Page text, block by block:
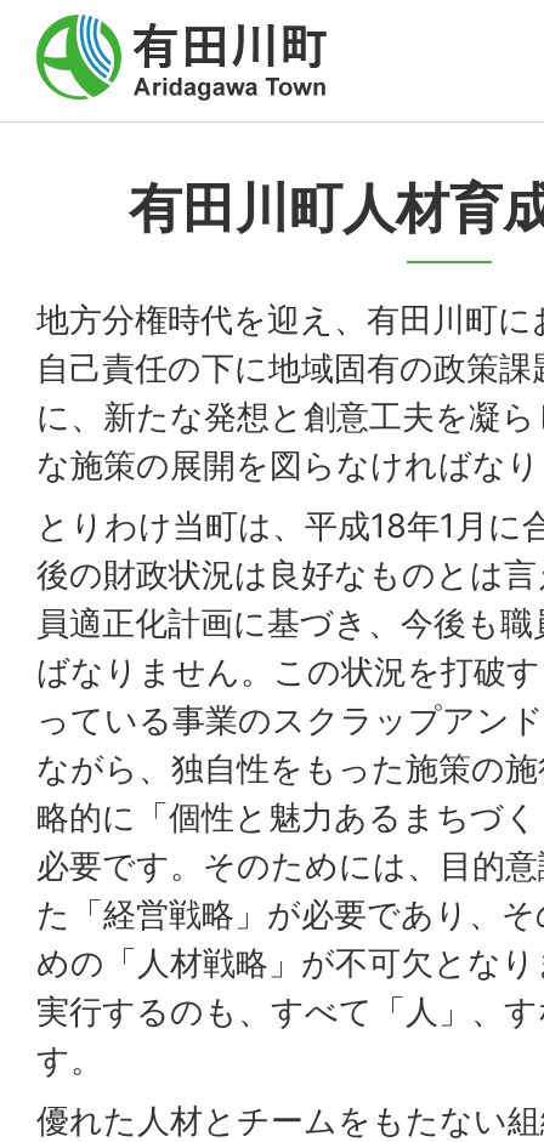
有田川町人材育
地方分権時代を迎え、有田川町
自己責任の下に地域固有の政策
に、新たな発想と創意工夫を凝
な施策の展開を図らなければな
とりわけ当町は、平成18年1月に
後の財政状況は良好なものとは
員適正化計画に基づき、今後も
ばなりません。この状況を打破
っている事業のスクラップアン
ながら、独自性をもった施策の
略的に「個性と魅力あるまちづ
必要です。そのためには、目的
た「経営戦略」が必要であり、
めの「人材戦略」が不可欠とな
実行するのも、すべて「人」、
す。
優れた人材とチームをもたない